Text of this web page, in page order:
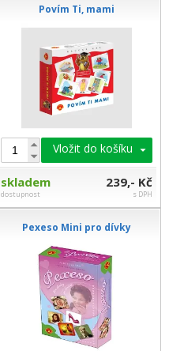
Povím Ti, mami
Vložit do košíku
skladem
dostupnost
239,- Kč
s DPH
Pexeso Mini pro dívky